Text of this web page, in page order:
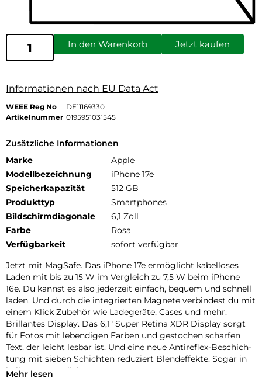
In den Warenkorb Jetzt kaufen
Informationen nach EU Data Act
WEEE Reg No
DE11169330
Artikelnummer 0195951031545
Zusätzliche Informationen
Marke
Apple
Modellbezeichnung
iPhone 17e
Speicherkapazität
512 GB
Produkttyp
Smartphones
Bildschirmdiagonale
6,1 Zoll
Farbe
Rosa
Verfügbarkeit
sofort verfügbar
Jetzt mit MagSafe. Das iPhone 17e ermög­licht kabel­loses
Laden mit bis zu 15 W im Vergleich zu 7,5 W beim iPhone
16e. Du kannst es also jeder­zeit ein­fach, bequem und schnell
laden. Und durch die inte­grierten Magnete ver­bindest du mit
einem Klick Zubehör wie Lade­geräte, Cases und mehr.
Brillantes Dis­play. Das 6,1″ Super Retina XDR Dis­play sorgt
für Fotos mit leben­digen Farben und ge­stochen scharfen
Text, der leicht lesbar ist. Und eine neue Antireflex-Beschich­
tung mit sieben Schichten redu­ziert Blend­effekte. Sogar in
hellem Sonnen­licht.
Mehr lesen